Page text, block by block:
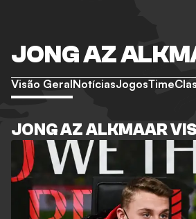
JONG AZ
Visão GeralNotíciasJogosTime
JONG AZ ALKMAAR